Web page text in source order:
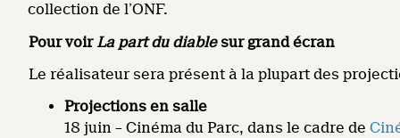
collection de l’ONF.
Pour voir La part du diablesur grand écran
Le réalisateur sera présent à la plupart des
Projections en salle
18 juin – Cinéma du Parc, dans le cadre de